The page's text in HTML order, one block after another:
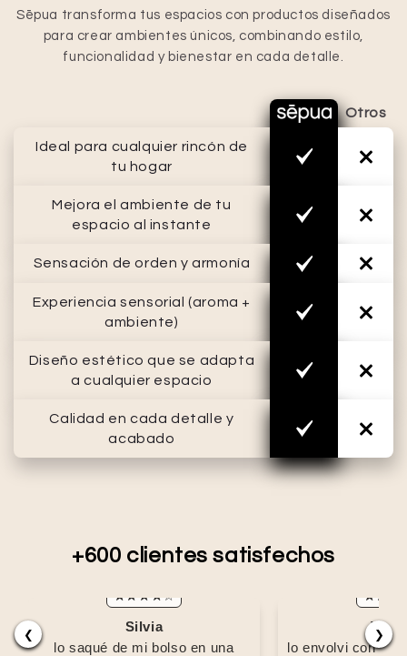
Sēpua transforma tus espacios con productos diseñados
para crear ambientes únicos, combinando estilo,
funcionalidad y bienestar en cada detalle.
Otros
Ideal para cualquier rincón de
tu hogar
Mejora el ambiente de tu
espacio al instante
Sensación de orden y armonía
Experiencia sensorial (aroma +
ambiente)
Diseño estético que se adapta
a cualquier espacio
Calidad en cada detalle y
acabado
+600 clientes satisfechos
❮ ❯
Silvia
lo saqué de mi bolso en una
lo envolvi con